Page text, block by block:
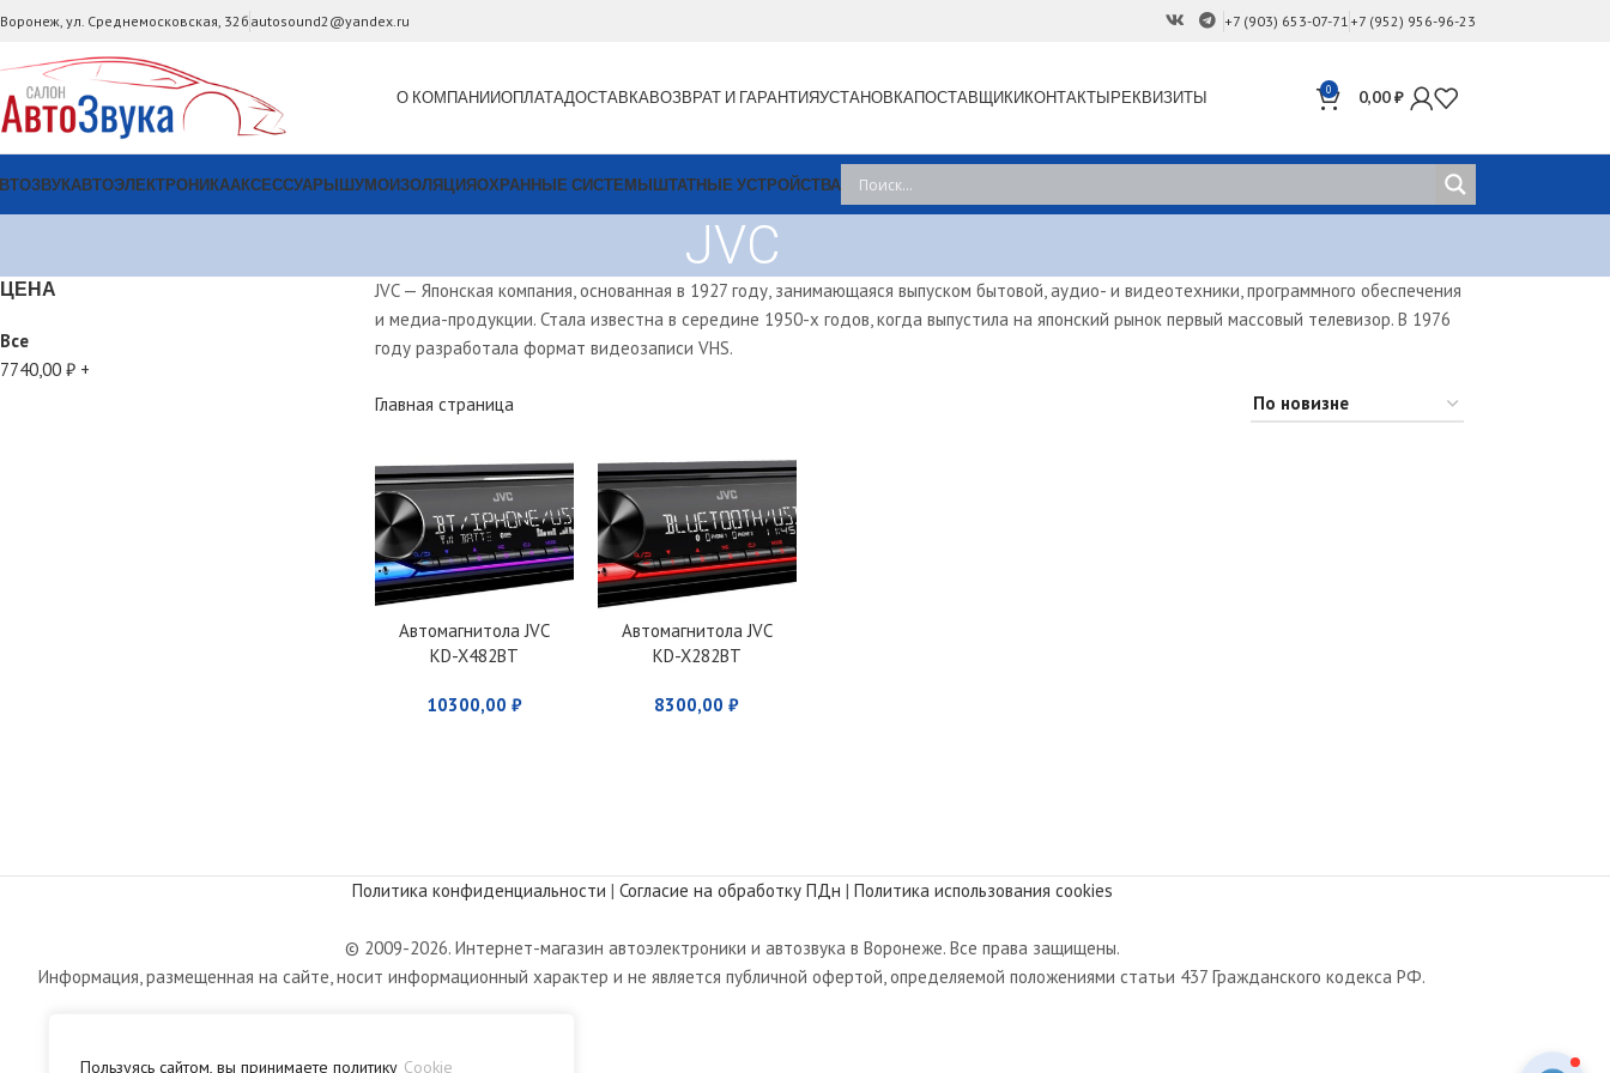
Пользуясь сайтом, вы принимаете политику Cookie
Воронеж, ул. Среднемосковская, 32б autosound2@yandex.ru +7 (903) 653-07-71 +7 (952) 956-96-23
О КОМПАНИИОПЛАТАДОСТАВКАВОЗВРАТ И ГАРАНТИЯУСТАНОВКАПОСТАВЩИКИКОНТАКТЫРЕКВИЗИТЫ 0 0,00₽
АВТОЭЛЕКТРОНИКААКСЕССУАРЫШУМОИЗОЛЯЦИЯОХРАННЫЕ СИСТЕМЫШТАТНЫЕ УСТРОЙСТВА
JVC
ЦЕНА
Все
7740,00 ₽ +
JVC — Японская компания, основанная в 1927 году, занимающаяся выпуском бытовой, аудио- и видеотехники, программного обеспечения
и медиа-продукции. Стала известна в середине 1950-х годов, когда выпустила на японский рынок первый массовый телевизор. В 1976
году разработала формат видеозаписи VHS.
Главная страница
Автомагнитола JVC
KD-X482BT
10300,00 ₽
Автомагнитола JVC
KD-X282BT
8300,00₽
Политика конфиденциальности | Согласие на обработку ПДн | Политика использования cookies
© 2009-2026. Интернет-магазин автоэлектроники и автозвука в Воронеже. Все права защищены.
Информация, размещенная на сайте, носит информационный характер и не является публичной офертой, определяемой положениями статьи 437 Гражданского кодекса РФ.